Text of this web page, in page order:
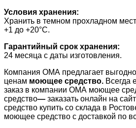
Условия хранения:
Хранить в темном прохладном
+1 до +20°С.
Гарантийный срок хранения:
24 месяца с даты изготовления.
Компания ОМА предлагает выгодно
ценам моющее средство. Всегда
заказ в компании ОМА моющее
средство— заказать онлайн на
средство купить со склада в
моющее средство с доставкой по